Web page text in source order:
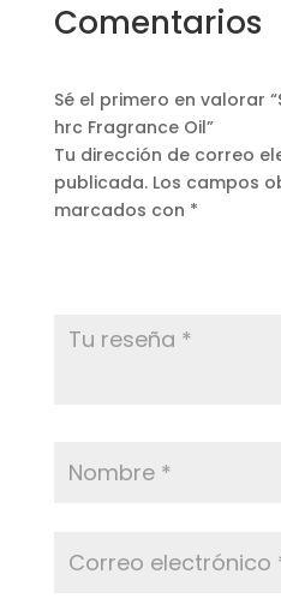
Comentarios
Sé el primero en valorar
hrc Fragrance Oil”
Tu dirección de correo
publicada. Los campos
marcados con *